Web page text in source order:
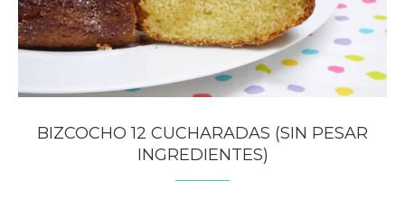
BIZCOCHO 12 CUCHARADAS (SIN PESAR
INGREDIENTES)